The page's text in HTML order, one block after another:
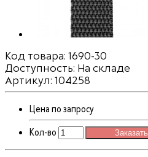
Код товара: 1690-30
Доступность: На складе
Артикул: 104258
Цена по запросу
Кол-во
Заказать